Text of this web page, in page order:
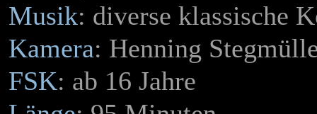
Musik: diverse klassische
Kamera: Henning
FSK: ab 16 Jahre